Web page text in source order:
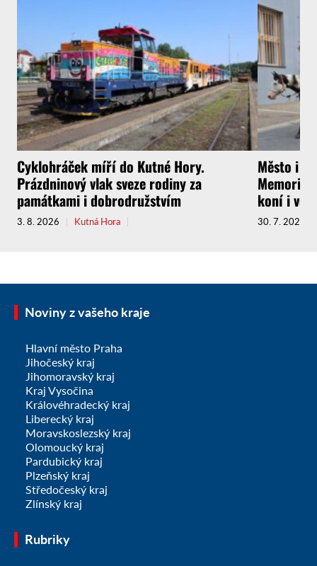
Cyklohráček míří do Kutné Hory.
Prázdninový vlak sveze rodiny za
památkami i dobrodružstvím
3. 8. 2026 Kutná Hora
Město i
Memoriál
koní i
30. 7. 2026
Noviny z vašeho kraje
Hlavní město Praha
Jihočeský kraj
Jihomoravský kraj
Kraj Vysočina
Královéhradecký kraj
Liberecký kraj
Moravskoslezský kraj
Olomoucký kraj
Pardubický kraj
Plzeňský kraj
Středočeský kraj
Zlínský kraj
Rubriky